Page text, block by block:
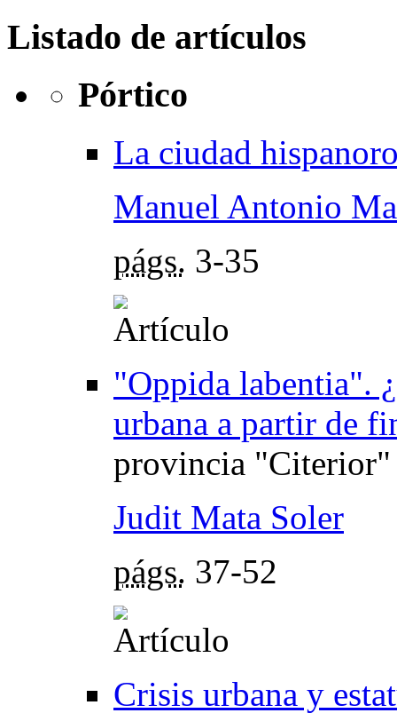
Listado de artículos
Pórtico
La ciudad
Manuel Antonio
págs. 3-35
"Oppida labentia".
urbana a partir de
provincia "Citerior"
Judit Mata Soler
págs. 37-52
Crisis urbana y